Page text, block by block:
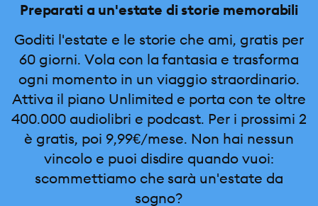
Preparati a un'estate di storie memorabili
Goditi l'estate e le storie che ami, gratis per
60 giorni. Vola con la fantasia e trasforma
ogni momento in un viaggio straordinario.
Attiva il piano Unlimited e porta con te oltre
400.000 audiolibri e podcast. Per i prossimi 2
è gratis, poi 9,99€/mese. Non hai nessun
vincolo e puoi disdire quando vuoi:
scommettiamo che sarà un'estate da
sogno?